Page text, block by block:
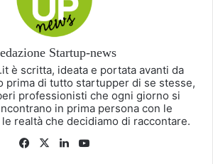
Startup-news
è scritta, ideata e portata avanti da
prima di tutto startupper di se stesse,
professionisti che ogni giorno si
in prima persona con le
realtà che decidiamo di raccontare.
Facebook
X LinkedIn